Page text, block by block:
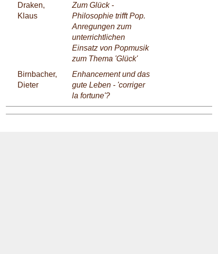
Draken,
Klaus
Zum Glück -
Philosophie trifft Pop.
Anregungen zum
unterrichtlichen
Einsatz von Popmusik
zum Thema 'Glück'
Birnbacher,
Dieter
Enhancement und das
gute Leben - 'corriger
la fortune'?